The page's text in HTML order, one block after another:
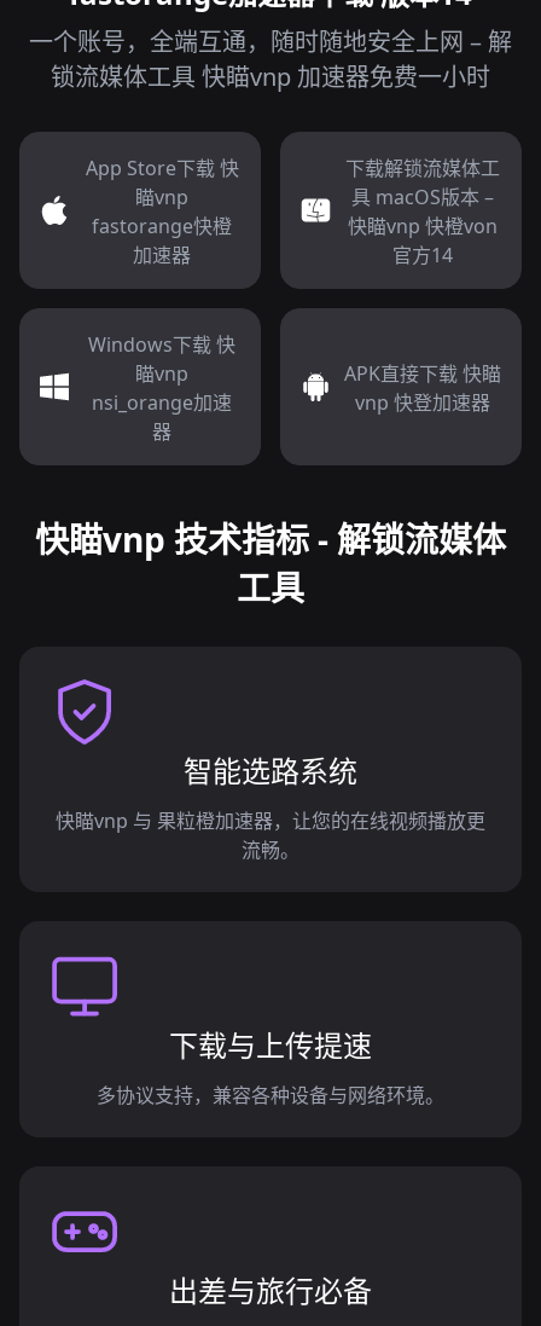
一个账号，全端互通，随时随地安全上网 – 解
锁流媒体工具 快瞄vnp 加速器免费一小时
App Store下载 快
瞄vnp
fastorange快橙
加速器
下载解锁流媒体工
具 macOS版本 –
快瞄vnp 快橙von
官方14
Windows下载 快
瞄vnp
nsi_orange加速
器
APK直接下载 快瞄
vnp 快登加速器
快瞄vnp 技术指标 - 解锁流媒体
工具
智能选路系统
快瞄vnp 与 果粒橙加速器，让您的在线视频播放更
流畅。
下载与上传提速
多协议支持，兼容各种设备与网络环境。
出差与旅行必备